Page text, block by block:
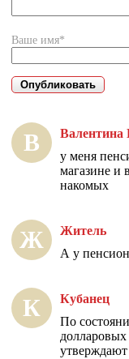
Ваше имя*
В Валентина
у меня
магазине и
накомых
Ж Житель
А у
К Кубанец
По